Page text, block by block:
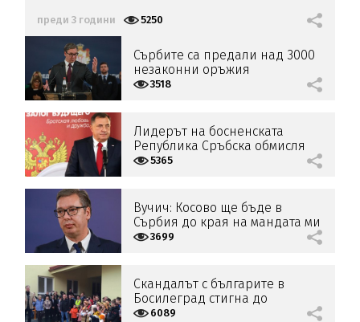
преди 3 години 5250
Сърбите са предали над 3000
незаконни оръжия
3518
Лидерът на босненската
Република Сръбска обмисля
обявяването на независимост
5365
Вучич: Косово ще бъде в
Сърбия до края на мандата ми
3699
Скандалът с българите в
Босилеград стигна до
България
6089